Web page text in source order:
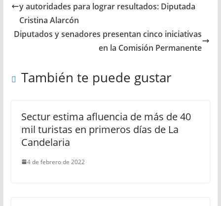
y autoridades para lograr resultados: Diputada
Cristina Alarcón
Diputados y senadores presentan cinco iniciativas
en la Comisión Permanente
También te puede gustar
Sectur estima afluencia de más de 40
mil turistas en primeros días de La
Candelaria
4 de febrero de 2022